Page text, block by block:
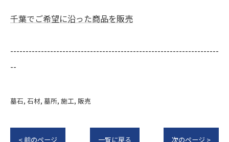
千葉でご希望に沿った商品を販売
--------------------------------------------------------------------
--
墓石 石材 墓所 施工 販売
< 前のページ 一覧に戻る 次のページ >